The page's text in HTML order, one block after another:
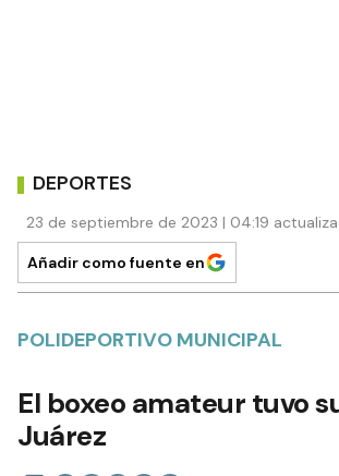
DEPORTES
23 de septiembre de 2023 | 04:19
Añadir como fuente en
POLIDEPORTIVO MUNICIPAL
El boxeo amateur tuvo
Juárez